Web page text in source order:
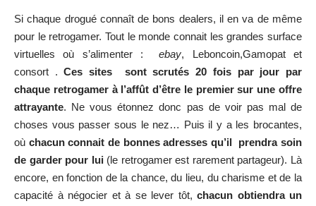
Si chaque drogué connaît de bons dealers, il en va de même
pour le retrogamer. Tout le monde connait les grandes surface
virtuelles où s’alimenter :
ebay, Leboncoin,Gamopat et
consort .Ces sites sont scrutés 20 fois par jour par
chaque retrogamer à l’affût d’être le premier sur une offre
attrayante. Ne vous étonnez donc pas de voir pas mal de
choses vous passer sous le nez… Puis il y a les brocantes,
où chacun connait de bonnes adresses qu’il prendra soin
de garder pour lui(le retrogamer est rarement partageur). Là
encore, en fonction de la chance, du lieu, du charisme et de la
capacité à négocier et à se lever tôt, chacun obtiendra un